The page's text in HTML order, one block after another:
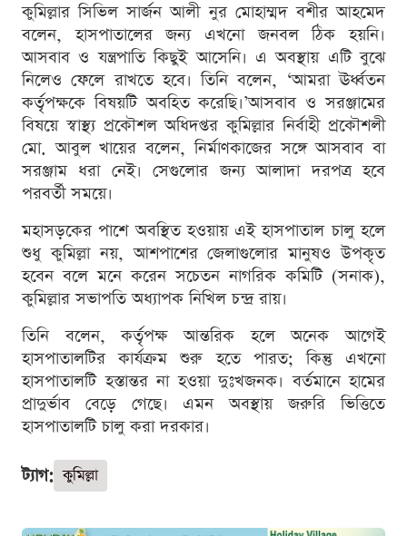
কুমিল্লার সিভিল সার্জন আলী নুর মোহাম্মদ বশীর আহমেদ
বলেন, হাসপাতালের জন্য এখনো জনবল ঠিক হয়নি।
আসবাব ও যন্ত্রপাতি কিছুই আসেনি। এ অবস্থায় এটি বুঝে
নিলেও ফেলে রাখতে হবে। তিনি বলেন, ‘আমরা ঊর্ধ্বতন
কর্তৃপক্ষকে বিষয়টি অবহিত করেছি।’আসবাব ও সরঞ্জামের
বিষয়ে স্বাস্থ্য প্রকৌশল অধিদপ্তর কুমিল্লার নির্বাহী প্রকৌশলী
মো. আবুল খায়ের বলেন, নির্মাণকাজের সঙ্গে আসবাব বা
সরঞ্জাম ধরা নেই। সেগুলোর জন্য আলাদা দরপত্র হবে
পরবর্তী সময়ে।
মহাসড়কের পাশে অবস্থিত হওয়ায় এই হাসপাতাল চালু হলে
শুধু কুমিল্লা নয়, আশপাশের জেলাগুলোর মানুষও উপকৃত
হবেন বলে মনে করেন সচেতন নাগরিক কমিটি (সনাক),
কুমিল্লার সভাপতি অধ্যাপক নিখিল চন্দ্র রায়।
তিনি বলেন, কর্তৃপক্ষ আন্তরিক হলে অনেক আগেই
হাসপাতালটির কার্যক্রম শুরু হতে পারত; কিন্তু এখনো
হাসপাতালটি হস্তান্তর না হওয়া দুঃখজনক। বর্তমানে হামের
প্রাদুর্ভাব বেড়ে গেছে। এমন অবস্থায় জরুরি ভিত্তিতে
হাসপাতালটি চালু করা দরকার।
ট্যাগ: কুমিল্লা